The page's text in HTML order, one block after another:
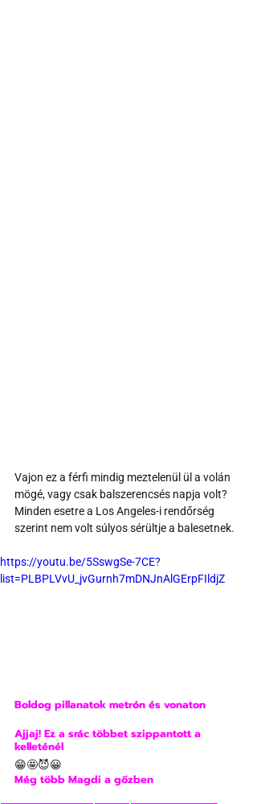
Vajon ez a férfi mindig meztelenül ül a volán
mögé, vagy csak balszerencsés napja volt?
Minden esetre a Los Angeles-i rendőrség
szerint nem volt súlyos sérültje a balesetnek.
https://youtu.be/5SswgSe-7CE?
list=PLBPLVvU_jvGurnh7mDNJnAlGErpFIldjZ
Boldog pillanatok metrón és vonaton
Ajjaj! Ez a srác többet szippantott a
kelleténél
😁🤩😈😀
Még több Magdi a gőzben